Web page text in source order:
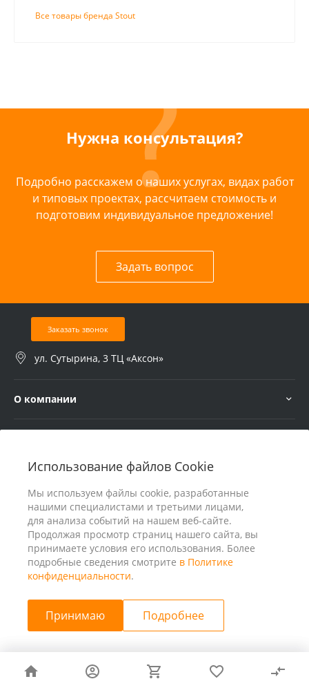
Использование файлов Cookie
Мы используем файлы cookie, разработанные
нашими специалистами и третьими лицами,
для анализа событий на нашем веб-сайте.
Продолжая просмотр страниц нашего сайта, вы
принимаете условия его использования. Более
подробные сведения смотрите в Политике
конфиденциальности.
Принимаю Подробнее
Все товары бренда Stout
Нужна консультация?
Подробно расскажем о наших услугах, видах работ
и типовых проектах, рассчитаем стоимость и
подготовим индивидуальное предложение!
Задать вопрос
Заказать звонок
ул. Сутырина, 3 ТЦ «Аксон»
О компании
© 2026 ООО «25 Киловатт» ИНН 4401188290, Все права
защищены